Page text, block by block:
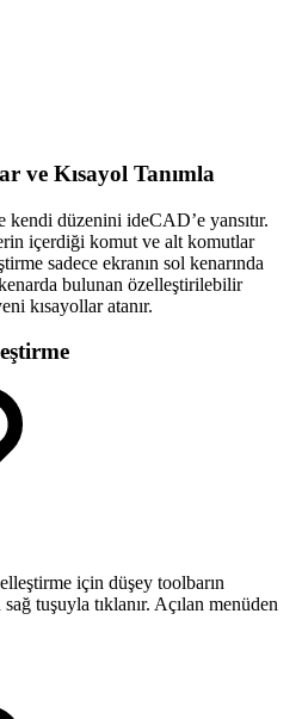
ve Kısayol Tanımla
kendi düzenini ideCAD’e yansıtır.
içerdiği komut ve alt komutlar
sadece ekranın sol kenarında
bulunan özelleştirilebilir
kısayollar atanır.
için düşey toolbarın
tuşuyla tıklanır. Açılan menüden